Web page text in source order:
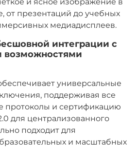
от презентаций до учебных
медиадисплеев.
интеграции с
универсальные
поддерживая все
протоколы и сертификацию
для централизованного
подходит для
и масштабных